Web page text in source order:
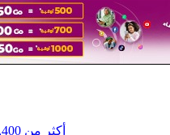
أكثر من 6,400 مترشح يخوضون الدورة التكميلية للباكلوريا